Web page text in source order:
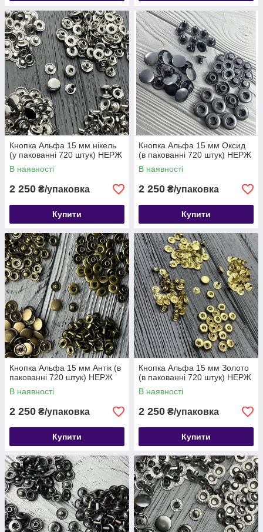
Кнопка Альфа 15 мм нікель
(у пакованні 720 штук) НЕРЖ
В наявності
2 250 ₴/упаковка
Купити
Кнопка Альфа 15 мм Оксид
(в пакованні 720 штук) НЕРЖ
В наявності
2 250 ₴/упаковка
Купити
Кнопка Альфа 15 мм Антік (в
пакованні 720 штук) НЕРЖ
В наявності
2 250 ₴/упаковка
Купити
Кнопка Альфа 15 мм Золото
(в пакованні 720 штук) НЕРЖ
В наявності
2 250 ₴/упаковка
Купити